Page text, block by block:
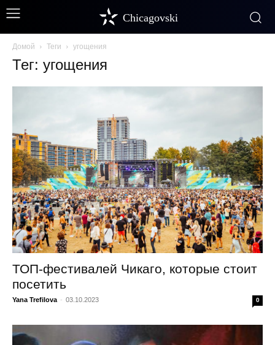
Chicagovski
Домой Теги угощения
Тег: угощения
ТОП-фестивалей Чикаго, которые стоит
посетить
Yana Trefilova - 03.10.2023 0